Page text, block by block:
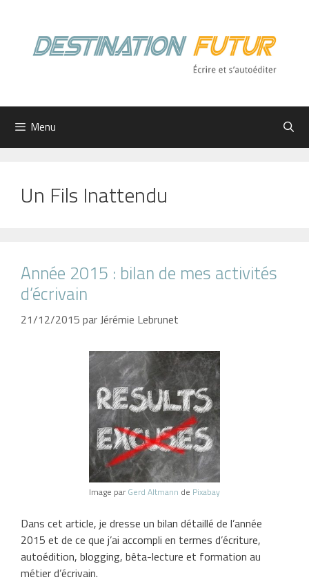
contenu
Menu
Un Fils Inattendu
Année 2015 : bilan de mes activités
d’écrivain
21/12/2015 par Jérémie Lebrunet
Image par Gerd Altmann de Pixabay
Dans cet article, je dresse un bilan détaillé de l’année
2015 et de ce que j’ai accompli en termes d’écriture,
autoédition, blogging, bêta-lecture et formation au
métier d’écrivain.